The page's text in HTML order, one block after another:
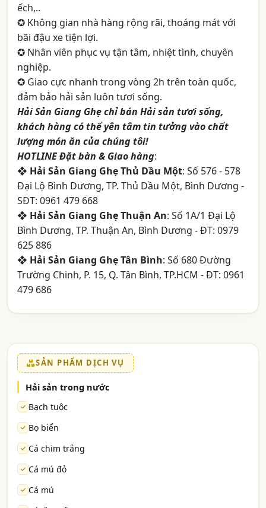
ếch,..
✪ Không gian nhà hàng rộng rãi, thoáng mát với
bãi đậu xe tiện lợi.
✪ Nhân viên phục vụ tận tâm, nhiệt tình, chuyên
nghiệp.
✪ Giao cực nhanh trong vòng 2h trên toàn quốc,
đảm bảo hải sản luôn tươi sống.
Hải Sản Giang Ghẹ chỉ bán Hải sản tươi sống,
khách hàng có thể yên tâm tin tưởng vào chất
lượng món ăn của chúng tôi!
HOTLINE Đặt bàn & Giao hàng:
❖ Hải Sản Giang Ghẹ Thủ Dầu Một: Số 576 - 578
Đại Lộ Bình Dương, TP. Thủ Dầu Một, Bình Dương -
SĐT: 0961 479 668
❖ Hải Sản Giang Ghẹ Thuận An: Số 1A/1 Đại Lộ
Bình Dương, TP. Thuận An, Bình Dương - ĐT: 0979
625 886
❖ Hải Sản Giang Ghẹ Tân Bình: Số 680 Đường
Trường Chinh, P. 15, Q. Tân Bình, TP.HCM - ĐT: 0961
479 686
SẢN PHẨM DỊCH VỤ
Hải sản trong nước
Bạch tuộc
Bọ biển
Cá chim trắng
Cá mú đỏ
Cá mú